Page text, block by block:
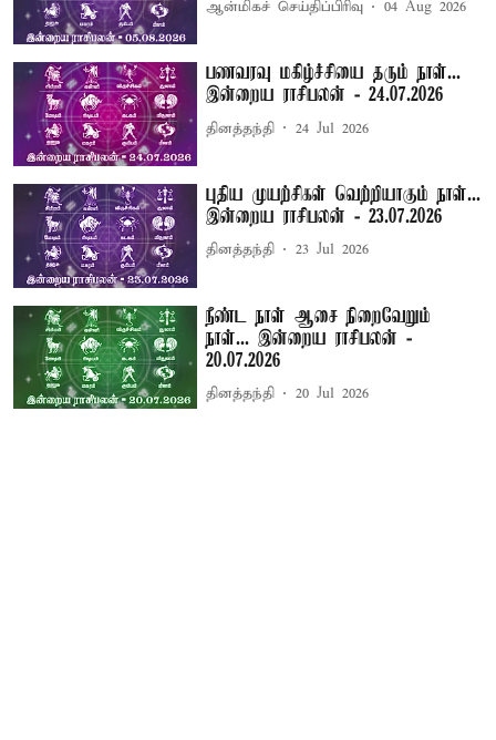
ஆன்மிகச் செய்திப்பிரிவு 04 Aug 2026
பணவரவு மகிழ்ச்சியை தரும் நாள்...
இன்றைய ராசிபலன் - 24.07.2026
தினத்தந்தி 24 Jul 2026
புதிய முயற்சிகள் வெற்றியாகும் நாள்...
இன்றைய ராசிபலன் - 23.07.2026
தினத்தந்தி 23 Jul 2026
நீண்ட நாள் ஆசை நிறைவேறும்
நாள்... இன்றைய ராசிபலன் -
20.07.2026
தினத்தந்தி 20 Jul 2026